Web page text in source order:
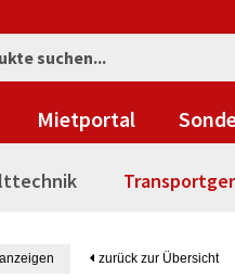
Mietportal
zurück zur Übersicht